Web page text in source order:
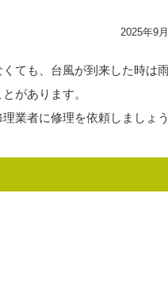
2025年9
ても、台風が到来した時は
があります。
業者に修理を依頼しましょ